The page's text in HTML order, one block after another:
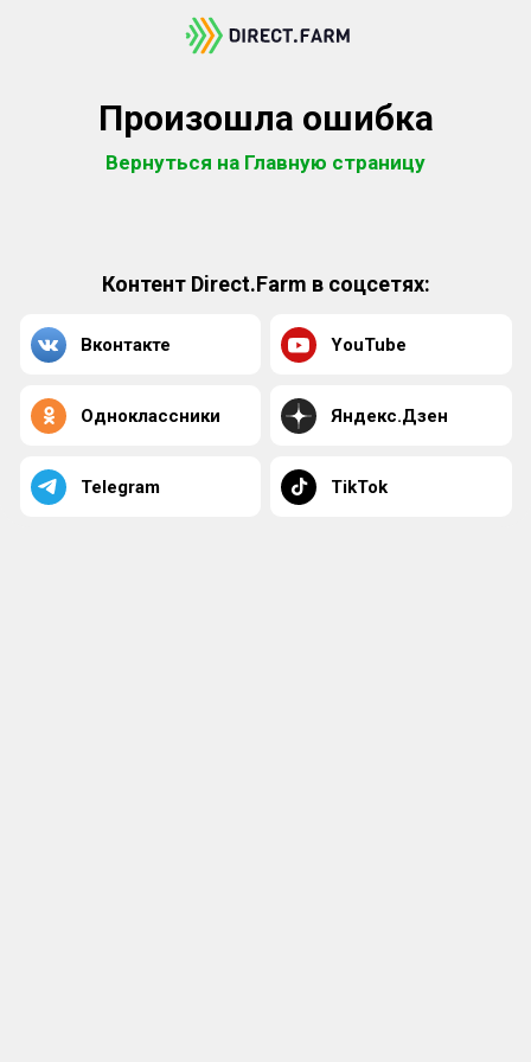
Произошла ошибка
Вернуться на Главную страницу
Контент Direct.Farm в соцсетях:
Вконтакте YouTube
Одноклассники Яндекс.Дзен
Telegram TikTok